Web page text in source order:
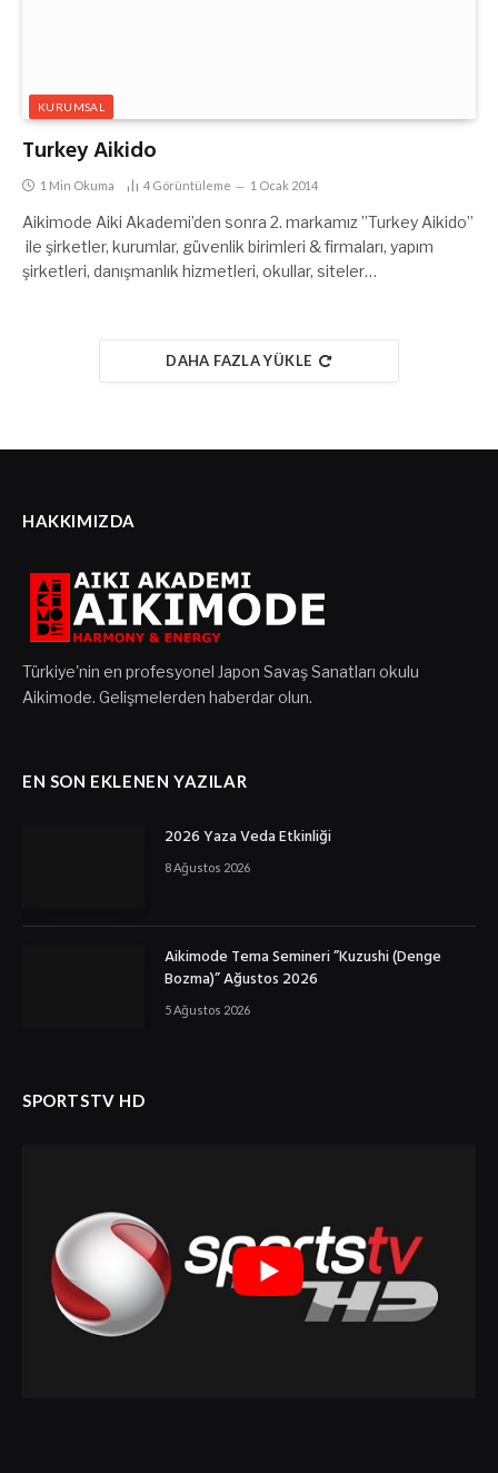
KURUMSAL
Turkey Aikido
1 Min Okuma 4 Görüntüleme 1 Ocak 2014
Aikimode Aiki Akademi’den sonra 2. markamız ”Turkey Aikido”
ile şirketler, kurumlar, güvenlik birimleri & firmaları, yapım
şirketleri, danışmanlık hizmetleri, okullar, siteler…
DAHA FAZLA YÜKLE
HAKKIMIZDA
Türkiye'nin en profesyonel Japon Savaş Sanatları okulu
Aikimode. Gelişmelerden haberdar olun.
EN SON EKLENEN YAZILAR
2026 Yaza Veda Etkinliği
8 Ağustos 2026
Aikimode Tema Semineri ”Kuzushi (Denge
Bozma)” Ağustos 2026
5 Ağustos 2026
SPORTSTV HD